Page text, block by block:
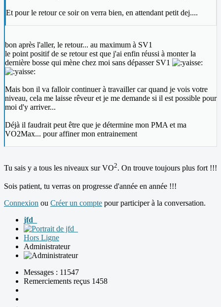
Et pour le retour ce soir on verra bien, en attendant petit dej....
bon après l'aller, le retour... au maximum à SV1
le point positif de se retour est que j'ai enfin réussi à monter la
dernière bosse qui mène chez moi sans dépasser SV1
Mais bon il va falloir continuer à travailler car quand je vois votre
niveau, cela me laisse rêveur et je me demande si il est possible pour
moi d'y arriver...
Déjà il faudrait peut être que je détermine mon PMA et ma
VO2Max... pour affiner mon entrainement
Tu sais y a tous les niveaux sur VO2. On trouve toujours plus fort !!!
Sois patient, tu verras on progresse d'année en année !!!
Connexion ou Créer un compte pour participer à la conversation.
jfd_
Hors Ligne
Administrateur
Messages : 11547
Remerciements reçus 1458